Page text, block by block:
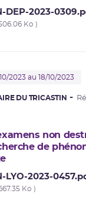
DEP-2023-
Ko )
2023 au 18/10/2023
DU TRICASTIN
non
de
LYO-2023-
Ko )